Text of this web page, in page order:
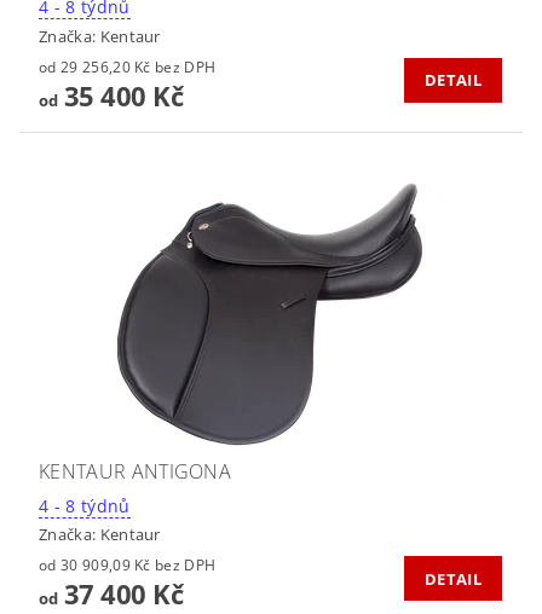
4 - 8 týdnů
Značka: Kentaur
od 29 256,20 Kč bez DPH
od35 400 Kč DETAIL
KENTAUR ANTIGONA
4 - 8 týdnů
Značka: Kentaur
od 30 909,09 Kč bez DPH
od37 400 Kč DETAIL